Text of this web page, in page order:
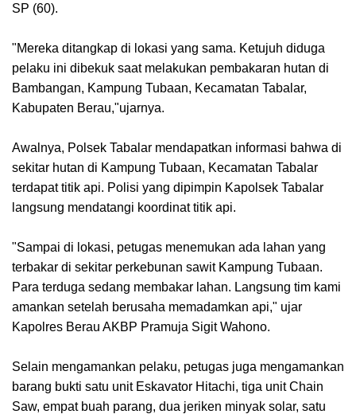
SP (60).
"Mereka ditangkap di lokasi yang sama. Ketujuh diduga
pelaku ini dibekuk saat melakukan pembakaran hutan di
Bambangan, Kampung Tubaan, Kecamatan Tabalar,
Kabupaten Berau,"ujarnya.
Awalnya, Polsek Tabalar mendapatkan informasi bahwa di
sekitar hutan di Kampung Tubaan, Kecamatan Tabalar
terdapat titik api. Polisi yang dipimpin Kapolsek Tabalar
langsung mendatangi koordinat titik api.
"Sampai di lokasi, petugas menemukan ada lahan yang
terbakar di sekitar perkebunan sawit Kampung Tubaan.
Para terduga sedang membakar lahan. Langsung tim kami
amankan setelah berusaha memadamkan api," ujar
Kapolres Berau AKBP Pramuja Sigit Wahono.
Selain mengamankan pelaku, petugas juga mengamankan
barang bukti satu unit Eskavator Hitachi, tiga unit Chain
Saw, empat buah parang, dua jeriken minyak solar, satu